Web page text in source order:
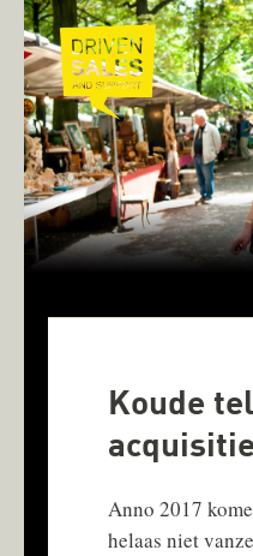
Wat
Over
Koude
Anno 2017
helaas niet